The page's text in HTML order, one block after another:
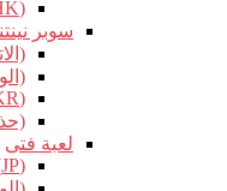
(HK)
سوبر
(KR)
لعبة فتى
(JP)